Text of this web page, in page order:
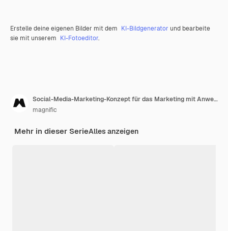
Erstelle deine eigenen Bilder mit dem KI-Bildgenerator und bearbeite
sie mit unserem KI-Fotoeditor.
Social-Media-Marketing-Konzept für das Marketing mit Anwendungen
magnific
Mehr in dieser SerieAlles anzeigen